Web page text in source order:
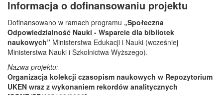
Informacja o dofinansowaniu projektu
Dofinansowano w ramach programu „Społeczna
Odpowiedzialność Nauki - Wsparcie dla bibliotek
naukowych” Ministerstwa Edukacji i Nauki (wcześniej
Ministerstwa Nauki i Szkolnictwa Wyższego).
Nazwa projektu:
Organizacja kolekcji czasopism naukowych w Repozytorium
UKEN wraz z wykonaniem rekordów analitycznych